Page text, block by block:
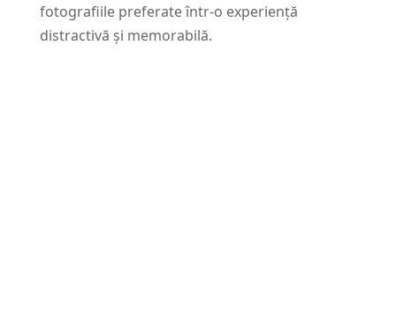
fotografiile preferate într-o experiență
distractivă și memorabilă.